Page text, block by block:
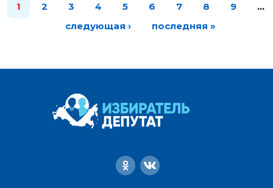
1 2 3 4 5 6 7 8 9
…
следующая ›
последняя »